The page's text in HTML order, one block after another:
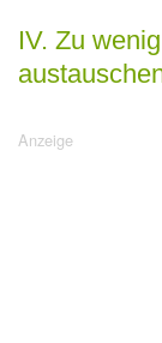
IV. Zu